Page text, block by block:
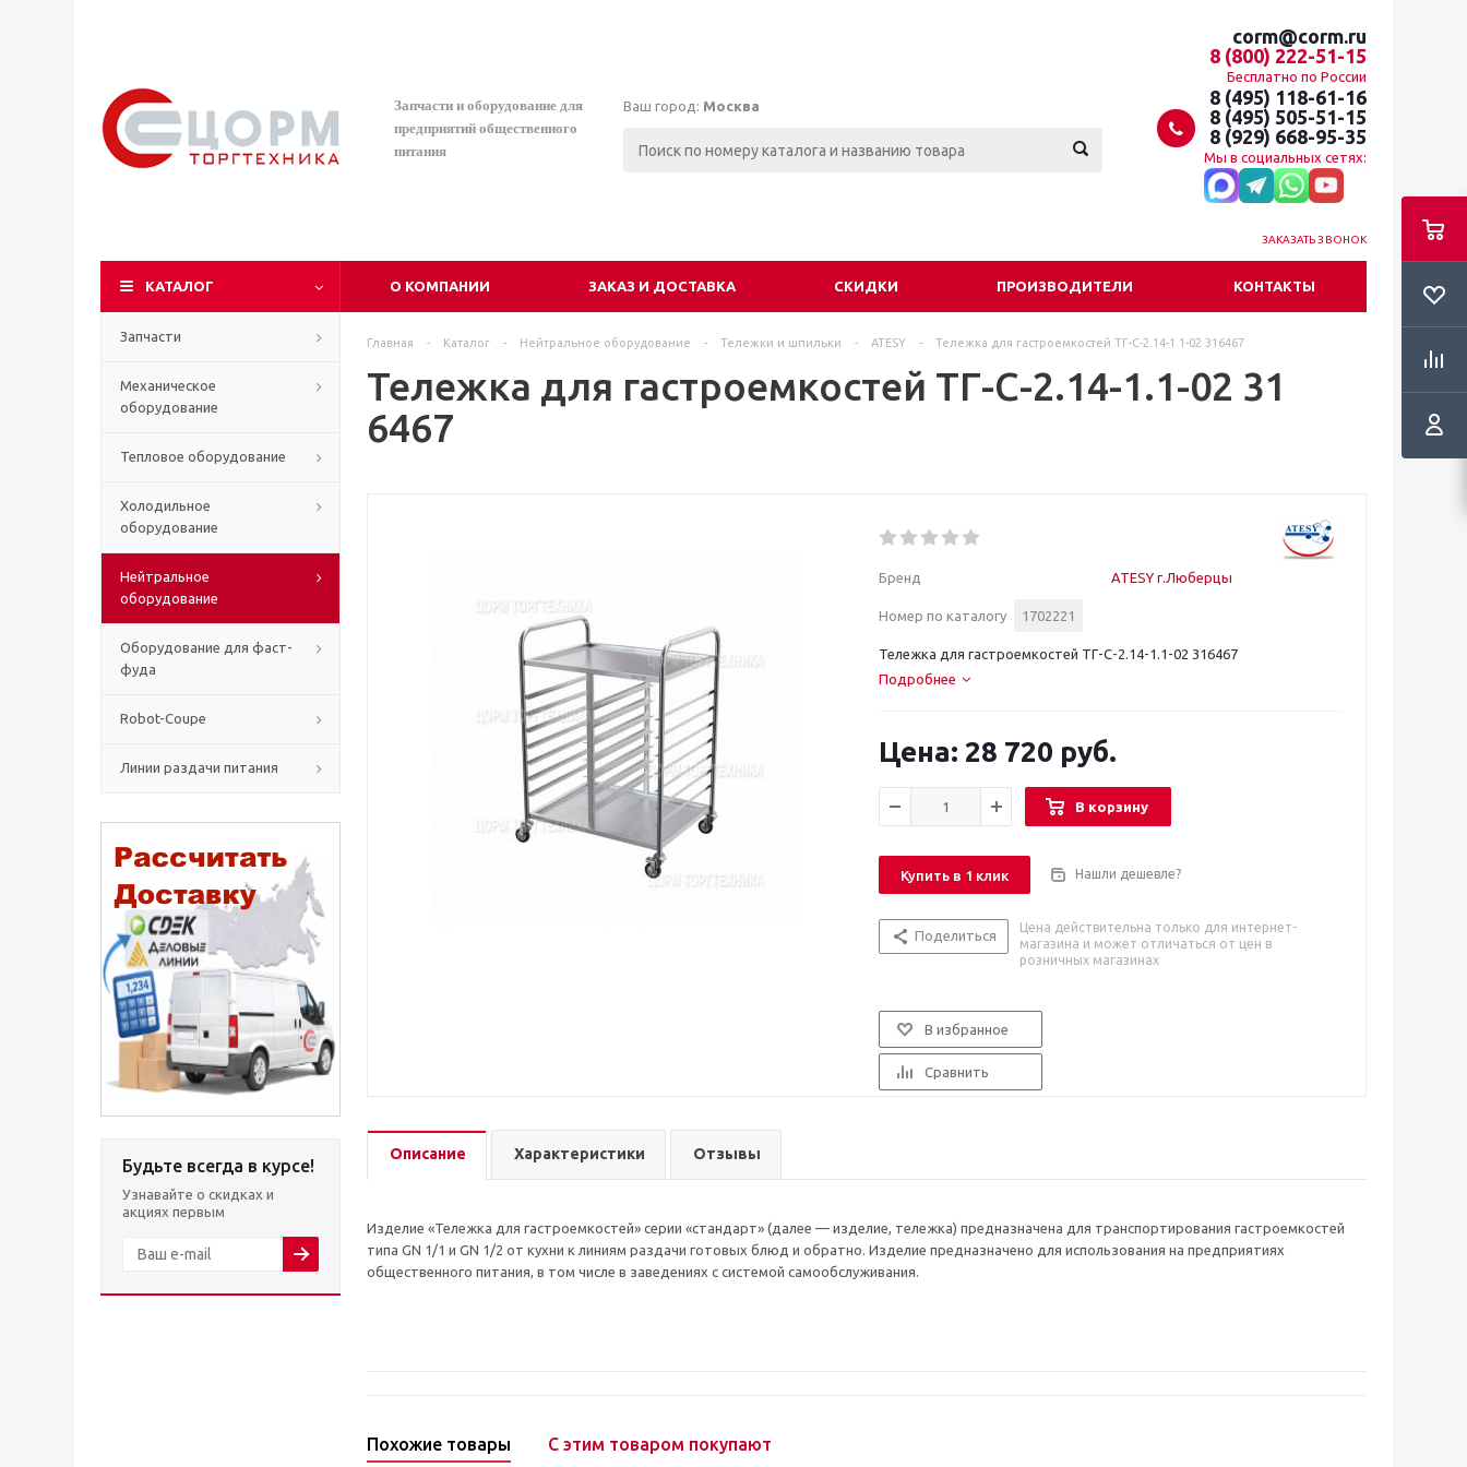
Запчасти и оборудование для
предприятий общественного
питания
Ваш город: Москва
corm@corm.ru
8 (800) 222-51-15
Бесплатно по России
8 (495) 118-61-16
8 (495) 505-51-15
8 (929) 668-95-35
Мы в социальных сетях:
ЗАКАЗАТЬ ЗВОНОК
КАТАЛОГ О КОМПАНИИ ЗАКАЗ И ДОСТАВКА СКИДКИ ПРОИЗВОДИТЕЛИ КОНТАКТЫ
Запчасти
Механическое
оборудование
Тепловое оборудование
Холодильное
оборудование
Нейтральное
оборудование
Оборудование для фаст-
фуда
Robot-Coupe
Линии раздачи питания
Будьте всегда в курсе!
Узнавайте о скидках и
акциях первым
Главная - Каталог - Нейтральное оборудование - Тележки и шпильки - ATESY - Тележка для гастроемкостей ТГ-С-2.14-1.1-02 316467
Тележка для гастроемкостей ТГ-С-2.14-1.1-02 31
6467
Бренд ATESY г.Люберцы
Номер по каталогу 1702221
Тележка для гастроемкостей ТГ-С-2.14-1.1-02 316467
Подробнее
28 720 руб.
В корзину
Купить в 1 клик Нашли дешевле?
Поделиться
Цена действительна только для интернет-
магазина и может отличаться от цен в
розничных магазинах
В избранное
Сравнить
Описание Характеристики Отзывы
Изделие «Тележка для гастроемкостей» серии «стандарт» (далее — изделие, тележка) предназначена для транспортирования гастроемкостей
типа GN 1/1 и GN 1/2 от кухни к линиям раздачи готовых блюд и обратно. Изделие предназначено для использования на предприятиях
общественного питания, в том числе в заведениях с системой самообслуживания.
Похожие товары С этим товаром покупают